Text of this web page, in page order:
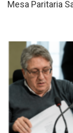
Mesa Paritaria